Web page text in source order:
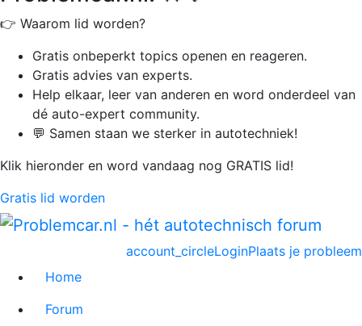
👉 Waarom lid worden?
Gratis onbeperkt topics openen en reageren.
Gratis advies van experts.
Help elkaar, leer van anderen en word onderdeel van
dé auto-expert community.
💬 Samen staan we sterker in autotechniek!
Klik hieronder en word vandaag nog GRATIS lid!
Gratis lid worden
Plaats je probleem
account_circleLogin
Home
Forum